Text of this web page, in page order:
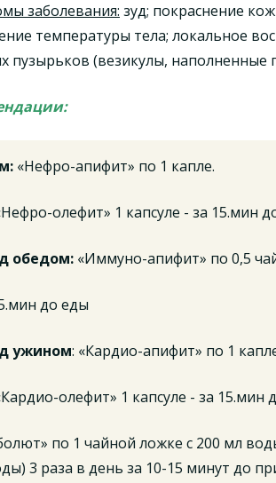
заболевания: зуд; покраснение
температуры тела; локальное
пузырьков (везикулы, наполненные
«Нефро-апифит» по 1 капле.
олефит» 1 капсуле - за 15.мин
обедом: «Иммуно-апифит» по 0,5
до еды
ужином: «Кардио-апифит» по 1
олефит» 1 капсуле - за 15.мин
по 1 чайной ложке с 200 мл
3 раза в день за 10-15 минут до